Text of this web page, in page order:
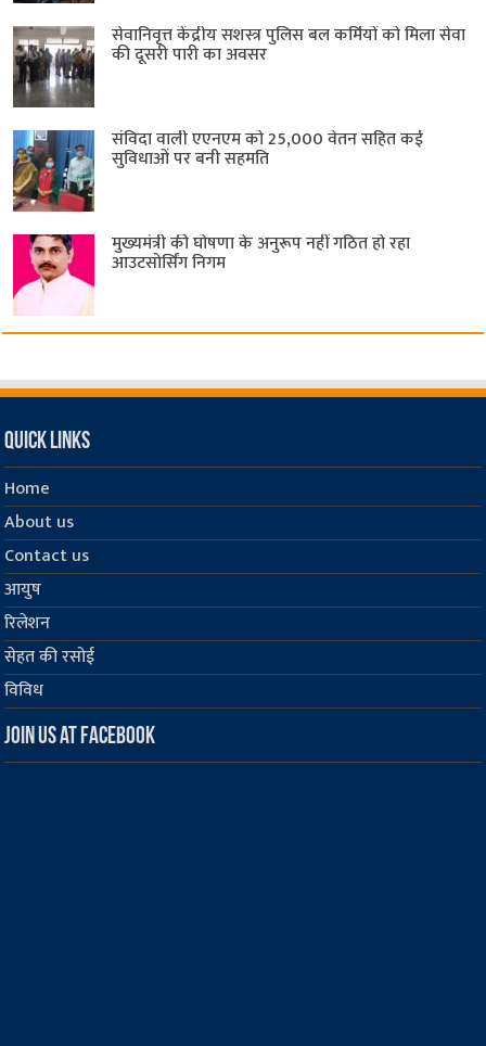
सेवानिवृत्त केंद्रीय सशस्त्र पुलिस बल ​कर्मियों को मिला सेवा
की दूसरी पारी का अवसर
संविदा वाली एएनएम को 25,000 वेतन सहित कई
सुविधाओं पर बनी सहमति
मुख्यमंत्री की घोषणा के अनुरूप नहीं गठित हो रहा
आउटसोर्सिंग निगम
Quick Links
Home
About us
Contact us
आयुष
रिलेशन
सेहत की रसोई
विविध
Join us at Facebook